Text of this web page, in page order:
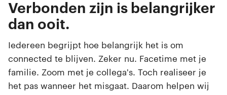
Browsen.
Swipen.
Selfies maken.
Verbonden zijn is belangrijker
dan ooit.
Iedereen begrijpt hoe belangrijk het is om
connected te blijven. Zeker nu. Facetime met je
familie. Zoom met je collega's. Toch realiseer je
het pas wanneer het misgaat. Daarom helpen wij